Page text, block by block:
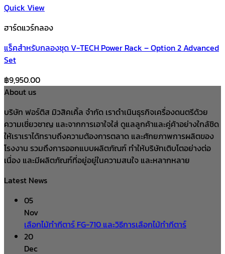
Quick View
ฮาร์ดแวร์กลอง
แร็คสำหรับกลองชุด V-TECH Power Rack – Option 2 Advanced
Set
฿9,950.00
About us
บริษัท ฟอร์ติส มิวสิคเคิ้ล จำกัด เราดำเนินธุรกิจเครื่องดนตรีด้วย
ความเชี่ยวชาญ และจากการเอาใจใส่ ดูแลลูกค้าและคู่ค้าอย่างใกล้ชิด
ให้เราเราได้ทราบถึงความต้องการตลาด และศักยภาพการผลิตของ
โรงงาน รวมถึงการออกแบบผลิตภัณฑ์ ทำให้บริษัทเติบโตอย่างต่อ
เนื่อง และมีผลิตภัณฑ์ที่อยู่อยู่ในความสนใจ และหลากหลาย
Latest News
05
Nov
เลือกไม้ทำกีตาร์ FG-710 และวิธีการเลือกไม้ทำกีตาร์
20
Dec